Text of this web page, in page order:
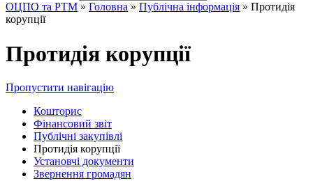
ОЦПО та РТМ » Головна » Публічна інформація » Протидія
корупції
Протидія корупції
Пропустити навігацію
Кошторис
Фінансовий звіт
Публічні закупівлі
Протидія корупції
Установчі документи
Звернення громадян